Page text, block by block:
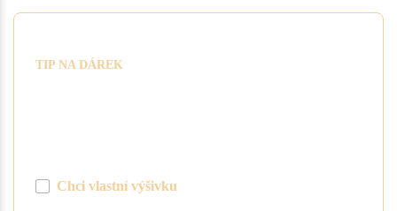
TIP NA DÁREK
Chci vlastní výšivku